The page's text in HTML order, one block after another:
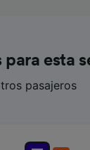
para esta
pasajeros